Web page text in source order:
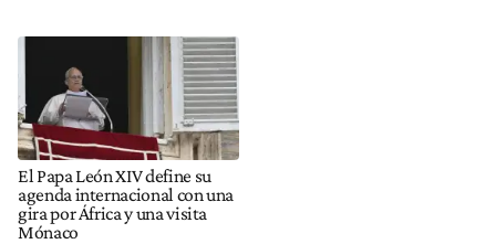
El Papa León XIV define su
agenda internacional con una
gira por África y una visita
Mónaco